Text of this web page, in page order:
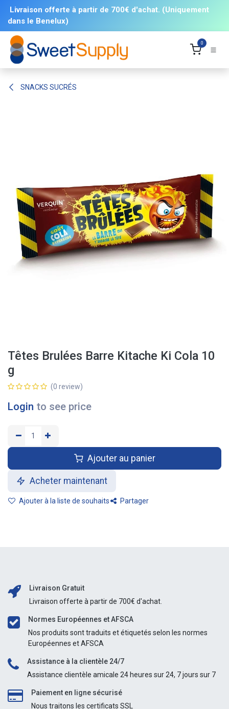
Livraison offerte à partir de 700€ d'achat. (Uniquement
dans le Benelux)
0
SNACKS SUCRÉS
Têtes Brulées Barre Kitache Ki Cola 10
g
(0 review)
Login to see price
Ajouter au panier
Acheter maintenant
Ajouter à la liste de souhaits Partager
Livraison Gratuit
Livraison offerte à partir de 700€ d'achat.
Normes Européennes et AFSCA
Nos produits sont traduits et étiquetés selon les normes
Européennes et AFSCA
Assistance à la clientèle 24/7
Assistance clientèle amicale 24 heures sur 24, 7 jours sur 7
Paiement en ligne sécurisé
Nous traitons les certificats SSL